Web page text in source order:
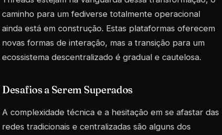
caminho para umfediverse totalmente operacional
ainda está em construção. Estas plataformas oferecem
novas formas de interação, mas a transição para um
ecossistema descentralizado é gradual e cautelosa.
Desafios a Serem Superados
A complexidade técnica e a hesitação em se afastar das
redes tradicionais e centralizadas são alguns dos